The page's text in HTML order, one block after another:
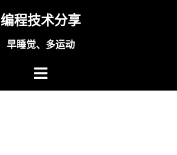
编程技术分享
早睡觉、多运动